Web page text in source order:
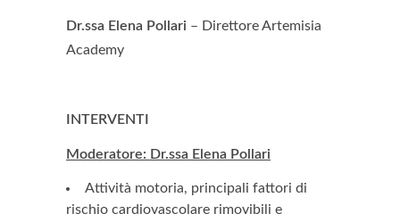
Dr.ssa Elena Pollari – Direttore Artemisia
Academy
INTERVENTI
Moderatore: Dr.ssa Elena Pollari
Attività motoria, principali fattori di
rischio cardiovascolare rimovibili e